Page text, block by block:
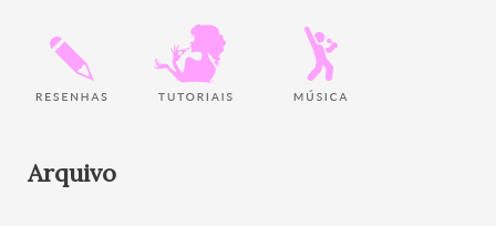
Arquivo